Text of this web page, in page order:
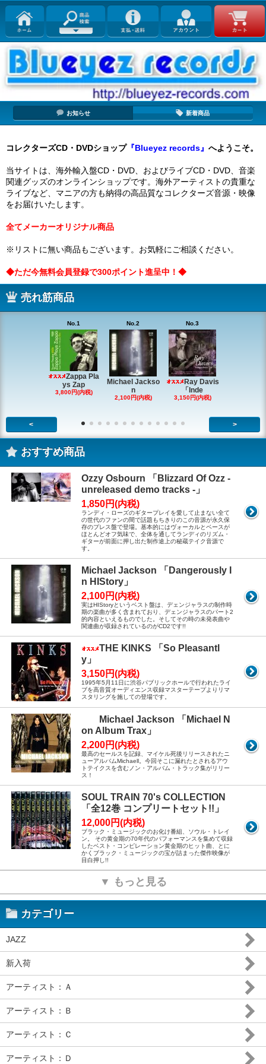
お知らせ 新着商品
コレクターズCD・DVDショップ『Blueyez records』 へようこそ。
当サイトは、海外輸入盤CD・DVD、およびライブCD・DVD、音楽
関連グッズのオンラインショップです。海外アーティストの貴重な
ライブなど、マニアの方も納得の高品質なコレクターズ音源・映像
をお届けいたします。
全てメーカーオリジナル商品
※リストに無い商品もございます。お気軽にご相談ください。
◆ただ今無料会員登録で300ポイント進呈中！◆
売れ筋商品
No.1
Zappa Pla
ys Zap
3,800円(内税)
No.2
Michael Jackso
n
2,100円(内税)
No.3
Ray Davis
「Inde
3,150円(内税)
< >
おすすめ商品
Ozzy Osbourn 「Blizzard Of Ozz -
unreleased demo tracks -」
1,850円(内税)
ランディ・ローズのギタープレイを愛して止まない全て
の世代のファンの間で話題もちきりのこの音源が永久保
存のプレス盤で登場。基本的にはヴォーカルとベースが
ほとんどオフ気味で、全体を通してランディのリズム・
ギターが前面に押し出た制作途上の秘蔵テイク音源で
す。
Michael Jackson 「Dangerously I
n HIStory」
2,100円(内税)
実はHIStoryというベスト盤は、デェンジャラスの制作時
期の楽曲が多く含まれており、デェンジャラスのパート2
的内容といえるものでした。そしてその時の未発表曲や
関連曲が収録されているのがCD2です!!
THE KINKS 「So Pleasantl
y」
3,150円(内税)
1995年5月11日に渋谷パブリックホールで行われたライ
ブを高音質オーディエンス収録マスターテープよりリマ
スタリングを施しての登場です。
Michael Jackson 「Michael N
on Album Trax」
2,200円(内税)
最高のセールスを記録、マイケル死後リリースされたニ
ューアルバムMichaell。今回そこに漏れたとされるアウ
トテイクスを含むノン・アルバム・トラック集がリリー
ス！
SOUL TRAIN 70's COLLECTION
「全12巻 コンプリートセット!!」
12,000円(内税)
ブラック・ミュージックのお化け番組、ソウル・トレイ
ン。 その黄金期の70年代のパフォーマンスを集めて収録
したベスト・コンピレーション黄金期のヒット曲、とに
かくブラック・ミュージックの宝が詰まった傑作映像が
目白押し!!
▼ もっと見る
カテゴリー
JAZZ
新入荷
アーティスト：Ａ
アーティスト：Ｂ
アーティスト：Ｃ
アーティスト：Ｄ